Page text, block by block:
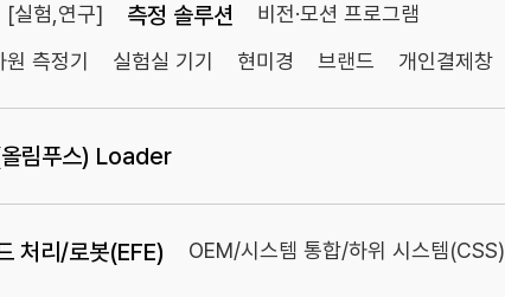
[실험,연구] 측정 솔루션
비전·모션 프로그램
측정기 실험실 기기 현미경 브랜드 개인결제창
림푸스) Loader
처리/로봇(EFE) OEM/시스템 통합/하위 시스템(CSS)